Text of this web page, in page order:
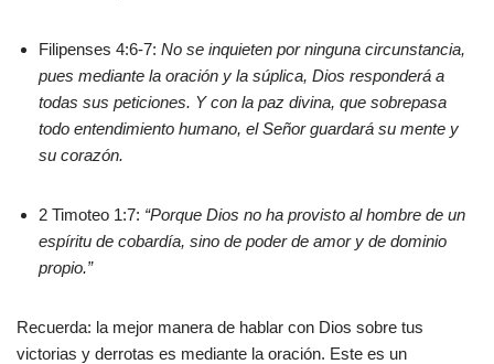
Filipenses 4:6-7: No se inquieten por ninguna circunstancia,
pues mediante la oración y la súplica, Dios responderá a
todas sus peticiones. Y con la paz divina, que sobrepasa
todo entendimiento humano, el Señor guardará su mente y
su corazón.
2 Timoteo 1:7: “Porque Dios no ha provisto al hombre de un
espíritu de cobardía, sino de poder de amor y de dominio
propio.”
Recuerda: la mejor manera de hablar con Dios sobre tus
victorias y derrotas es mediante la oración. Este es un